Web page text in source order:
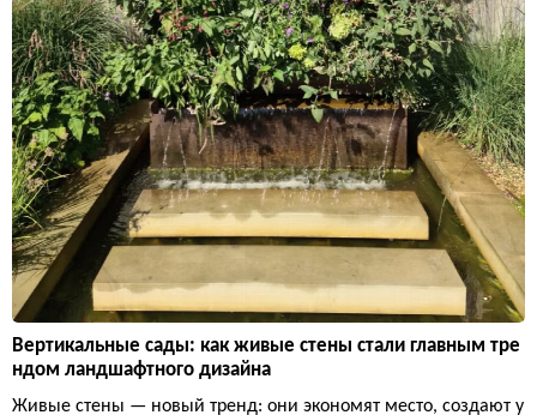
Вертикальные сады: как живые стены стали главным тре
ндом ландшафтного дизайна
Живые стены — новый тренд: они экономят место, создают у